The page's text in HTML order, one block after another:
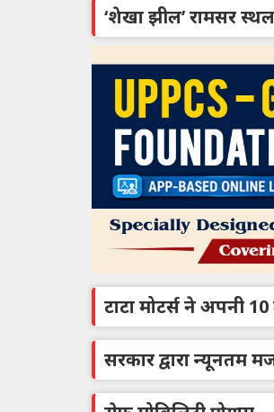
‘शेखा झील’ रामसर
टाटा मोटर्स ने अपनी
सरकार द्वारा न्यूनतम